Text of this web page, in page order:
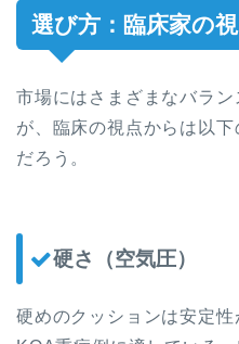
選び方：臨床家の
市場にはさまざまなバラ
が、臨床の視点からは以
だろう。
硬さ（空気圧）
硬めのクッションは安定性